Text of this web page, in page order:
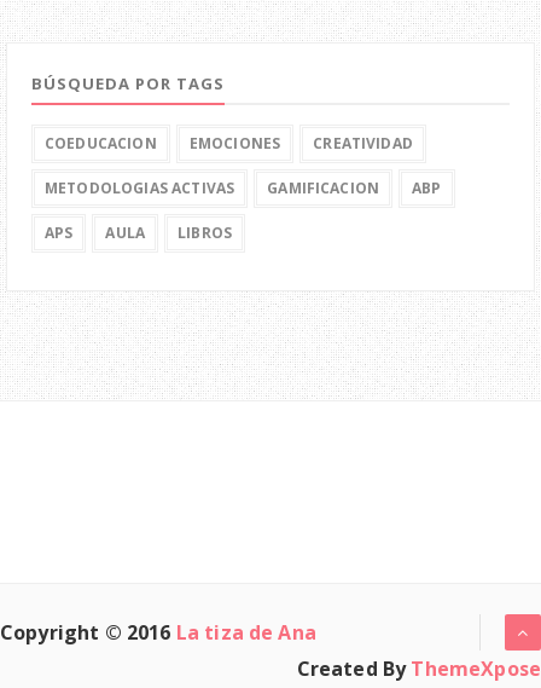
BÚSQUEDA POR TAGS
COEDUCACION EMOCIONES CREATIVIDAD
METODOLOGIAS ACTIVAS GAMIFICACION ABP
APS AULA LIBROS
Copyright © 2016 La tiza de Ana
Created ByThemeXpose